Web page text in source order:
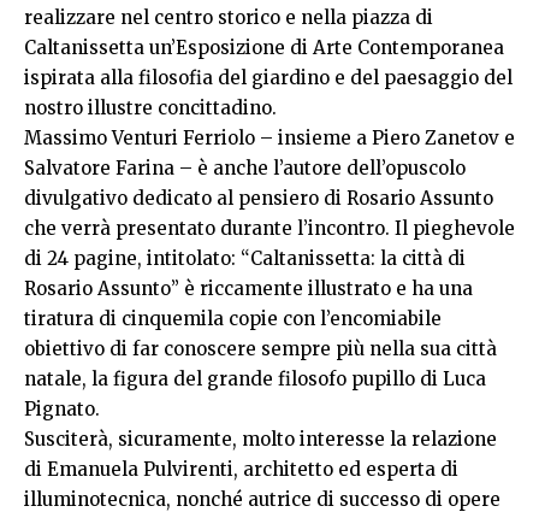
realizzare nel centro storico e nella piazza di
Caltanissetta un’Esposizione di Arte Contemporanea
ispirata alla filosofia del giardino e del paesaggio del
nostro illustre concittadino.
Massimo Venturi Ferriolo – insieme a Piero Zanetov e
Salvatore Farina – è anche l’autore dell’opuscolo
divulgativo dedicato al pensiero di Rosario Assunto
che verrà presentato durante l’incontro. Il pieghevole
di 24 pagine, intitolato: “Caltanissetta: la città di
Rosario Assunto” è riccamente illustrato e ha una
tiratura di cinquemila copie con l’encomiabile
obiettivo di far conoscere sempre più nella sua città
natale, la figura del grande filosofo pupillo di Luca
Pignato.
Susciterà, sicuramente, molto interesse la relazione
di Emanuela Pulvirenti, architetto ed esperta di
illuminotecnica, nonché autrice di successo di opere